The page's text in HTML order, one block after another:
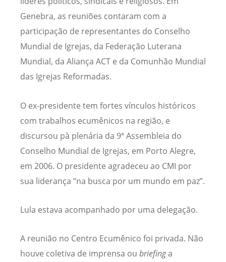
Genebra, as reuniões contaram com a
participação de representantes do Conselho
Mundial de Igrejas, da Federação Luterana
Mundial, da Aliança ACT e da Comunhão Mundial
das Igrejas Reformadas.
O ex-presidente tem fortes vínculos históricos
com trabalhos ecumênicos na região, e
discursou pà plenária da 9ª Assembleia do
Conselho Mundial de Igrejas, em Porto Alegre,
em 2006. O presidente agradeceu ao CMI por
sua liderança “na busca por um mundo em paz”.
Lula estava acompanhado por uma delegação.
A reunião no Centro Ecumênico foi privada. Não
houve coletiva de imprensa ou briefinga